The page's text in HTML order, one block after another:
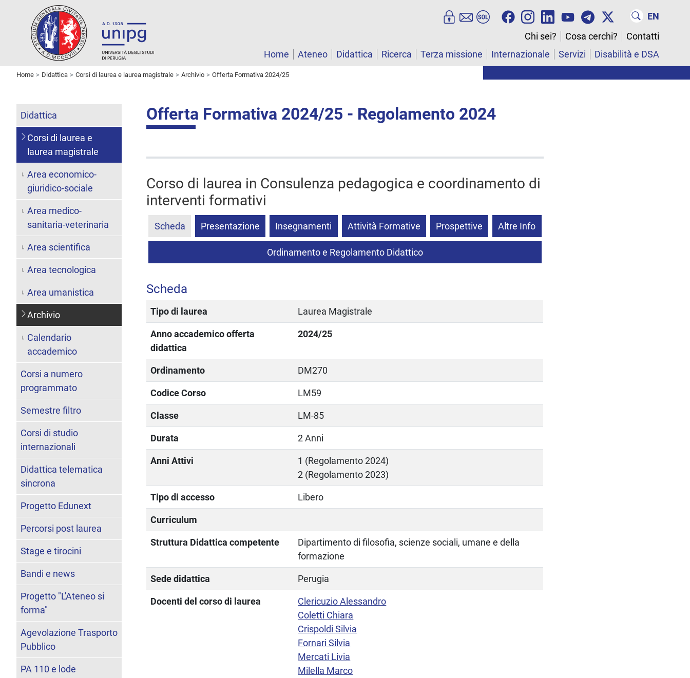
EN
Chi sei?
Cosa cerchi?
Contatti
Home
Ateneo Didattica Ricerca Terza missione Internazionale Servizi Disabilità e DSA
Home Didattica Corsi di laurea e laurea magistrale Archivio Offerta Formativa 2024/25
Offerta Formativa 2024/25 - Regolamento 2024
Corso di laurea in Consulenza pedagogica e coordinamento di
interventi formativi
Scheda Presentazione Insegnamenti Attività Formative Prospettive Altre Info
Ordinamento e Regolamento Didattico
Scheda
Tipo di laurea Laurea Magistrale
Anno accademico offerta
didattica
2024/25
Ordinamento DM270
Codice Corso LM59
Classe LM-85
Durata 2 Anni
Anni Attivi
1 (Regolamento 2024)
2 (Regolamento 2023)
Tipo di accesso Libero
Curriculum
Struttura Didattica competente
Dipartimento di filosofia, scienze sociali, umane e della
formazione
Sede didattica Perugia
Docenti del corso di laurea
Clericuzio Alessandro
Coletti Chiara
Crispoldi Silvia
Fornari Silvia
Mercati Livia
Milella Marco
Didattica
Corsi di laurea e
laurea magistrale
Area economico-
giuridico-sociale
Area medico-
sanitaria-veterinaria
Area scientifica
Area tecnologica
Area umanistica
Archivio
Calendario
accademico
Corsi a numero
programmato
Semestre filtro
Corsi di studio
internazionali
Didattica telematica
sincrona
Progetto Edunext
Percorsi post laurea
Stage e tirocini
Bandi e news
Progetto "L'Ateneo si
forma"
Agevolazione Trasporto
Pubblico
PA 110 e lode